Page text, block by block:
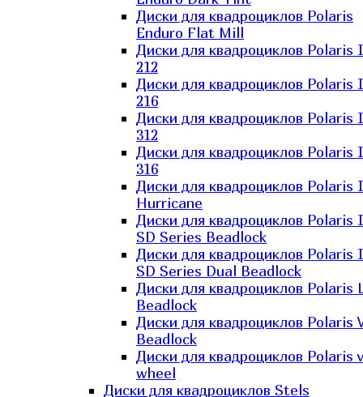
Диски для квадроциклов Polaris
Enduro Flat Mill
Диски для квадроциклов Polaris
212
Диски для квадроциклов Polaris
216
Диски для квадроциклов Polaris
312
Диски для квадроциклов Polaris
316
Диски для квадроциклов Polaris
Hurricane
Диски для квадроциклов Polaris
SD Series Beadlock
Диски для квадроциклов Polaris
SD Series Dual Beadlock
Диски для квадроциклов Polaris
Beadlock
Диски для квадроциклов Polaris
Beadlock
Диски для квадроциклов Polaris
wheel
Диски для квадроциклов Stels